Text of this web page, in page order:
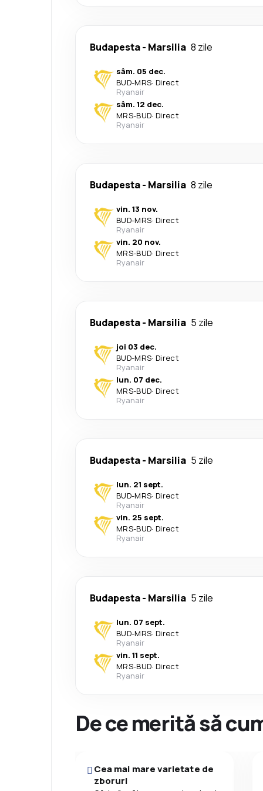
Budapesta- Marsilia 8 zile
sâm. 05 dec.
BUD-MRS· Direct
Ryanair
sâm. 12 dec.
MRS-BUD· Direct
Ryanair
Budapesta- Marsilia 8 zile
vin. 13 nov.
BUD-MRS· Direct
Ryanair
vin. 20 nov.
MRS-BUD· Direct
Ryanair
Budapesta- Marsilia 5 zile
joi 03 dec.
BUD-MRS· Direct
Ryanair
lun. 07 dec.
MRS-BUD· Direct
Ryanair
Budapesta- Marsilia 5 zile
lun. 21 sept.
BUD-MRS· Direct
Ryanair
vin. 25 sept.
MRS-BUD· Direct
Ryanair
Budapesta- Marsilia 5 zile
lun. 07 sept.
BUD-MRS· Direct
Ryanair
vin. 11 sept.
MRS-BUD· Direct
Ryanair
De ce merită să
Cea mai mare varietate de
zboruri